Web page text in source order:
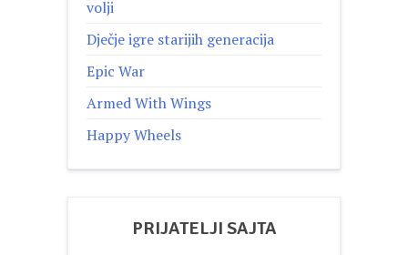
volji
Dječje igre starijih generacija
Epic War
Armed With Wings
Happy Wheels
PRIJATELJI SAJTA